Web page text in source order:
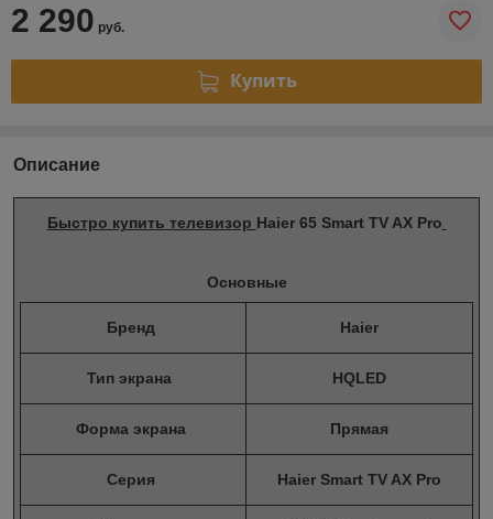
2 290 руб.
Купить
Описание
Быстро купить телевизор Haier 65 Smart TV AX Pro
Основные
Бренд Haier
Тип экрана HQLED
Форма экрана Прямая
Серия Haier Smart TV AX Pro